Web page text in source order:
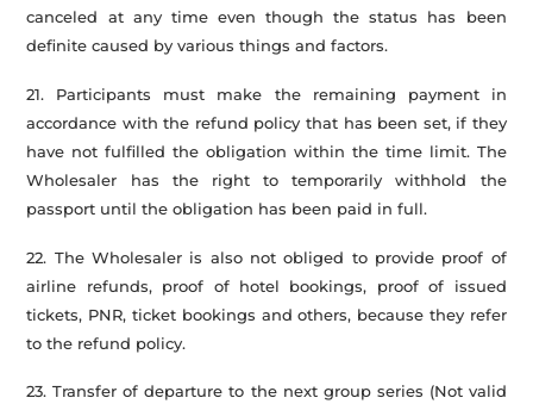
canceled at any time even though the status has been
definite caused by various things and factors.
21. Participants must make the remaining payment in
accordance with the refund policy that has been set, if they
have not fulfilled the obligation within the time limit. The
Wholesaler has the right to temporarily withhold the
passport until the obligation has been paid in full.
22. The Wholesaler is also not obliged to provide proof of
airline refunds, proof of hotel bookings, proof of issued
tickets, PNR, ticket bookings and others, because they refer
to the refund policy.
23. Transfer of departure to the next group series (Not valid